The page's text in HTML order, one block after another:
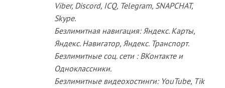
Viber, Discord, ICQ, Telegram, SNAPCHAT,
Skype.
Безлимитная навигация: Яндекс. Карты,
Яндекс. Навигатор, Яндекс. Транспорт.
Безлимитные соц. сети : ВКонтакте и
Одноклассники.
Безлимитные видеохостинги: YouTube, Tik